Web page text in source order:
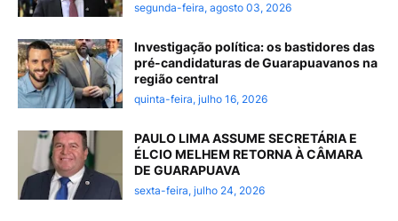
segunda-feira, agosto 03, 2026
Investigação política: os bastidores das
pré-candidaturas de Guarapuavanos na
região central
quinta-feira, julho 16, 2026
PAULO LIMA ASSUME SECRETÁRIA E
ÉLCIO MELHEM RETORNA À CÂMARA
DE GUARAPUAVA
sexta-feira, julho 24, 2026